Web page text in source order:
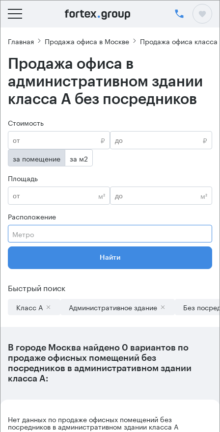
Главная Продажа офиса в Москве Продажа офиса класса
Продажа офиса в
административном здании
класса А без посредников
Стоимость
₽
₽
за помещение
за м2
Площадь
м²
м²
Расположение
Метро
Найти
Быстрый поиск
Класс А Административное здание Без
В городе Москва найдено 0 вариантов по
продаже офисных помещений без
посредников в административном здании
класса А:
Нет данных по продаже офисных помещений без
посредников в административном здании класса А